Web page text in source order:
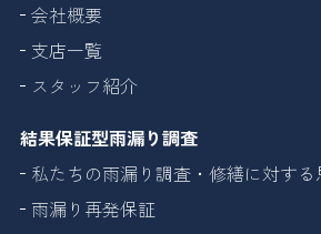
会社概要
支店一覧
スタッフ紹介
結果保証型雨漏り調査
私たちの雨漏り調査・修繕に対する
雨漏り再発保証